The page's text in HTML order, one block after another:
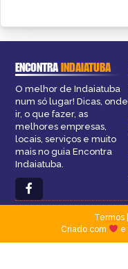
ENCONTRAINDAIATUBA
O melhor de Indaiatuba
num só lugar! Dicas, onde
ir, o que fazer, as
melhores empresas,
locais, serviços e muito
mais no guia Encontra
Indaiatuba.
Termos|
Criado com
e